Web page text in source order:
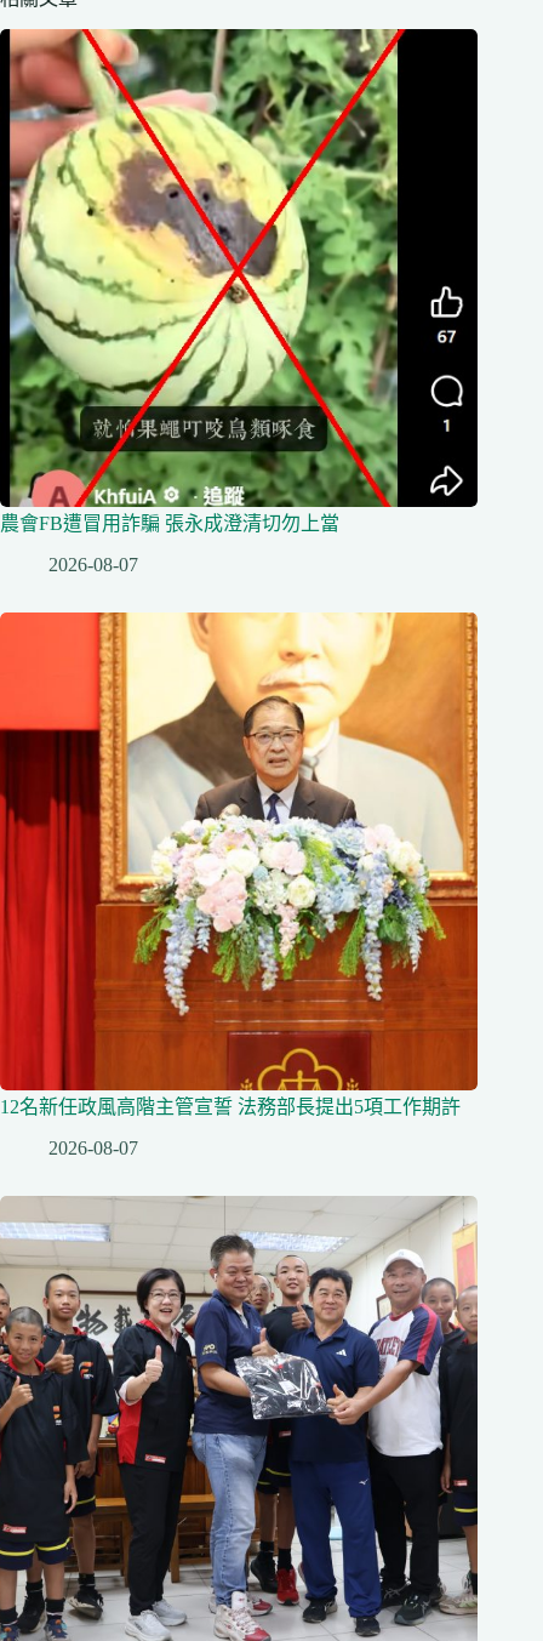
農會FB遭冒用詐騙 張永成澄清切勿上當
2026-08-07
12名新任政風高階主管宣誓 法務部長提出5項工作期許
2026-08-07